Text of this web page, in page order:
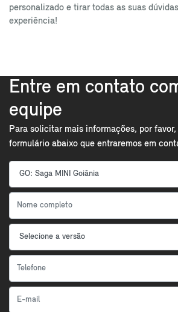
personalizado e tirar todas as suas
experiência!
Entre em contato
equipe
Para solicitar mais informações, por
formulário abaixo que entraremos em